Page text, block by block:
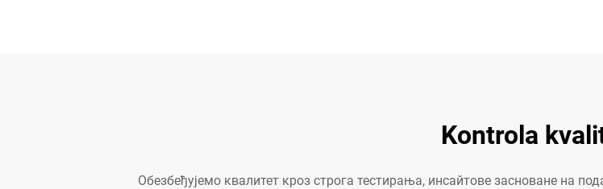
Kontrola
Обезбеђујемо квалитет кроз строга тестирања, инсайтове засноване на